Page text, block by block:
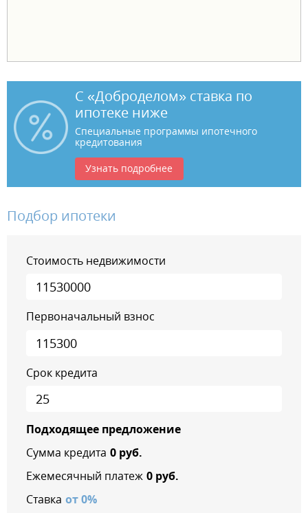
С «Доброделом» ставка по
ипотеке ниже
Специальные программы ипотечного
кредитования
Узнать подробнее
Подбор ипотеки
Стоимость недвижимости
Первоначальный взнос
Срок кредита
Подходящее предложение
Сумма кредита 0руб.
Ежемесячный платеж 0руб.
Ставка от0%